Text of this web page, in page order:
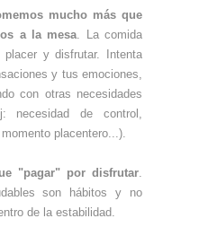
mucho más que
a la mesa . La comida
y disfrutar. Intenta
y tus emociones,
con otras necesidades
necesidad de control,
placentero...).
"pagar" por disfrutar
son hábitos y no
de la estabilidad.